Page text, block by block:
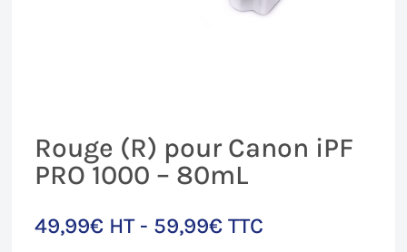
Rouge (R) pour Canon iPF
PRO 1000 – 80mL
49,99€ HT - 59,99€ TTC